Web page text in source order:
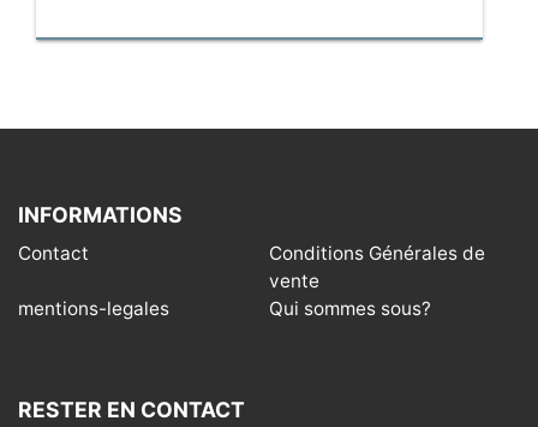
INFORMATIONS
Contact
Conditions Générales de
vente
mentions-legales
Qui sommes sous?
RESTER EN CONTACT